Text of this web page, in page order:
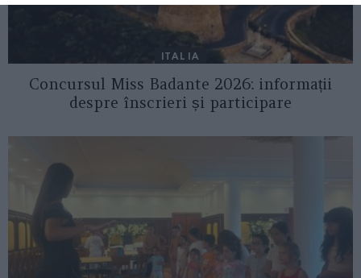
ITALIA
Concursul Miss Badante 2026: informații
despre înscrieri și participare